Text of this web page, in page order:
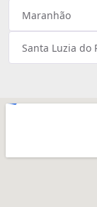
Maranhão
Santa Luzia do